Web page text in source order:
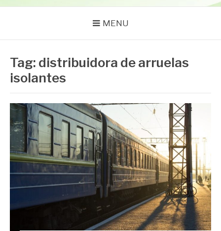
MENU
Tag: distribuidora de arruelas
isolantes